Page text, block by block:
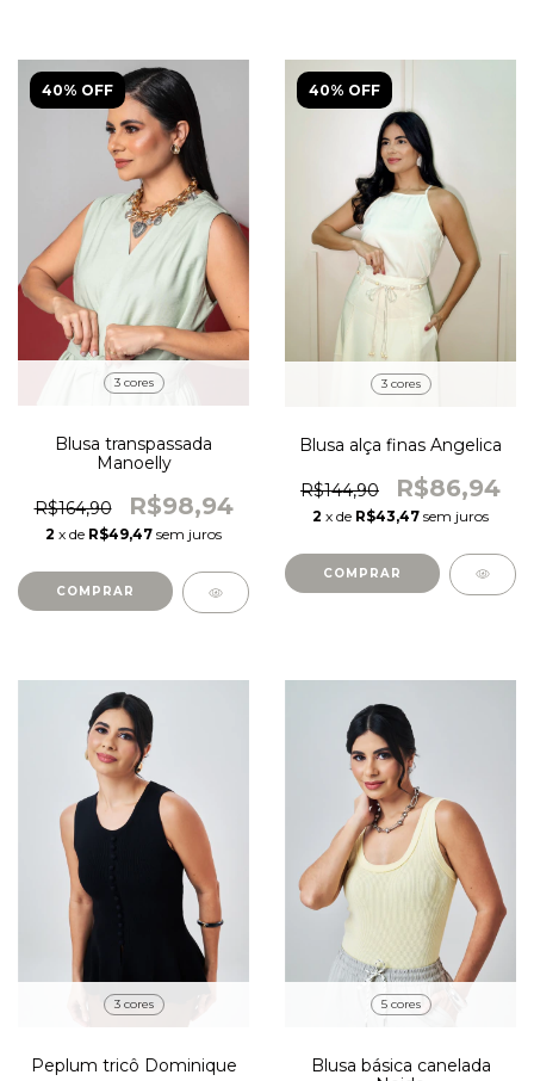
40% OFF
3 cores
Blusa transpassada
Manoelly
R$164,90 R$98,94
2 x de R$49,47 sem juros
COMPRAR
40% OFF
3 cores
Blusa alça finas Angelica
R$144,90 R$86,94
2 x de R$43,47 sem juros
COMPRAR
3 cores
Peplum tricô Dominique
5 cores
Blusa básica canelada